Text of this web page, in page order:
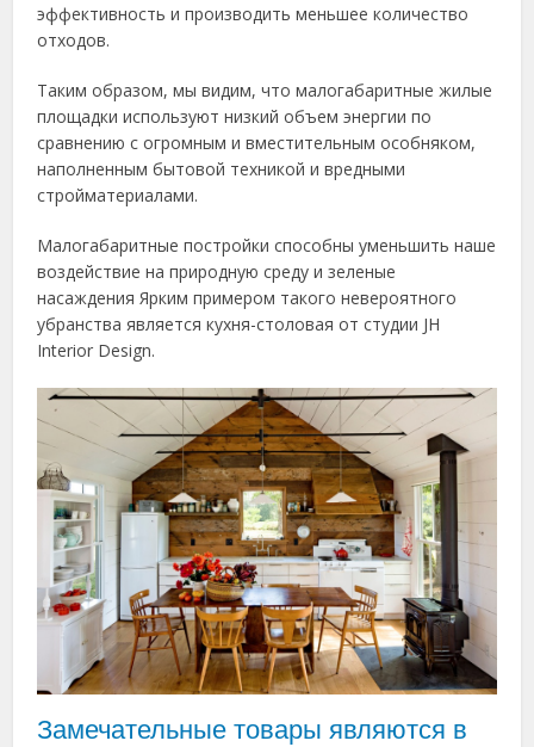
эффективность и производить меньшее количество
отходов.
Таким образом, мы видим, что малогабаритные жилые
площадки используют низкий объем энергии по
сравнению с огромным и вместительным особняком,
наполненным бытовой техникой и вредными
стройматериалами.
Малогабаритные постройки способны уменьшить наше
воздействие на природную среду и зеленые
насаждения Ярким примером такого невероятного
убранства является кухня-столовая от студии JH
Interior Design.
Замечательные товары являются в